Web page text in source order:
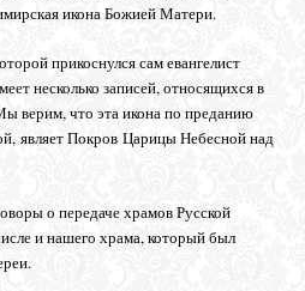
икона Божией Матери.
прикоснулся сам евангелист
несколько записей, относящихся в
верим, что эта икона по преданию
являет Покров Царицы Небесной над
о передаче храмов Русской
и нашего храма, который был